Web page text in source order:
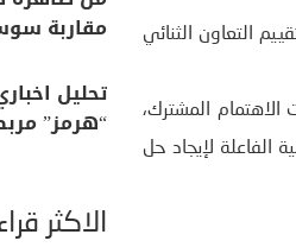
التعاون الثنائي
المشترك،
الفاعلة لإيجاد حل
مقاربة
تحليل
“هرمز”
الأكثر